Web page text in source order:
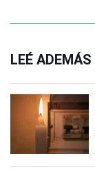
LEÉ ADEMÁS